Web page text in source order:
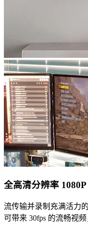
全高清分辨率
流传输并录制充满活力
可带来 30fps 的流畅视